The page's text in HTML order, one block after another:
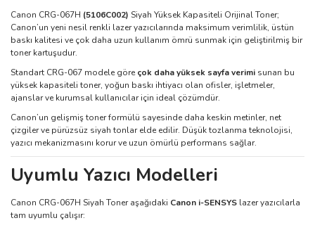
Canon CRG-067H (5106C002) Siyah Yüksek Kapasiteli Orijinal Toner;
Canon’un yeni nesil renkli lazer yazıcılarında maksimum verimlilik, üstün
baskı kalitesi ve çok daha uzun kullanım ömrü sunmak için geliştirilmiş bir
toner kartuşudur.
Standart CRG-067 modele göre çok daha yüksek sayfa verimi sunan bu
yüksek kapasiteli toner, yoğun baskı ihtiyacı olan ofisler, işletmeler,
ajanslar ve kurumsal kullanıcılar için ideal çözümdür.
Canon’un gelişmiş toner formülü sayesinde daha keskin metinler, net
çizgiler ve pürüzsüz siyah tonlar elde edilir. Düşük tozlanma teknolojisi,
yazıcı mekanizmasını korur ve uzun ömürlü performans sağlar.
Uyumlu Yazıcı Modelleri
Canon CRG-067H Siyah Toner aşağıdaki Canon i-SENSYS lazer yazıcılarla
tam uyumlu çalışır: